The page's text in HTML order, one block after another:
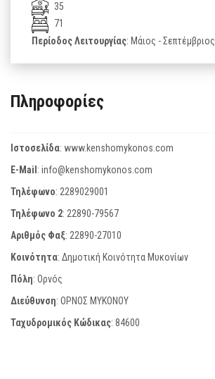
35
71
Περίοδος Λειτουργίας: Μάιος - Σεπτέμβριος
Πληροφορίες
Ιστοσελίδα: www.kenshomykonos.com
E-Mail: info@kenshomykonos.com
Τηλέφωνο: 2289029001
Τηλέφωνο 2: 22890-79567
Αριθμός Φαξ: 22890-27010
Κοινότητα: Δημοτική Κοινότητα Μυκονίων
Πόλη: Ορνός
Διεύθυνση: ΟΡΝΟΣ ΜΥΚΟΝΟΥ
Ταχυδρομικός Κώδικας: 84600